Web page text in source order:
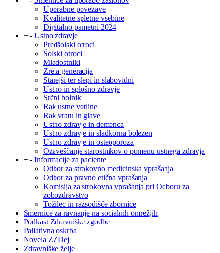
Uporabne povezave
Kvalitetne spletne vsebine
Digitalno pametni 2024
+ - Ustno zdravje
Predšolski otroci
Šolski otroci
Mladostniki
Zrela generacija
Starejši ter slepi in slabovidni
Ustno in splošno zdravje
Srčni bolniki
Rak ustne votline
Rak vratu in glave
Ustno zdravje in demenca
Ustno zdravje in sladkorna bolezen
Ustno zdravje in osteoporoza
Ozaveščanje starostnikov o pomenu ustnega zdravja
+ - Informacije za paciente
Odbor za strokovno medicinska vprašanja
Odbor za pravno etična vprašanja
Komisija za strokovna vprašanja pri Odboru za
zobozdravstvo
Tožilec in razsodišče zbornice
Smernice za ravnanje na socialnih omrežjih
Podkast Zdravniške zgodbe
Paliativna oskrba
Novela ZZDej
Zdravniške želje